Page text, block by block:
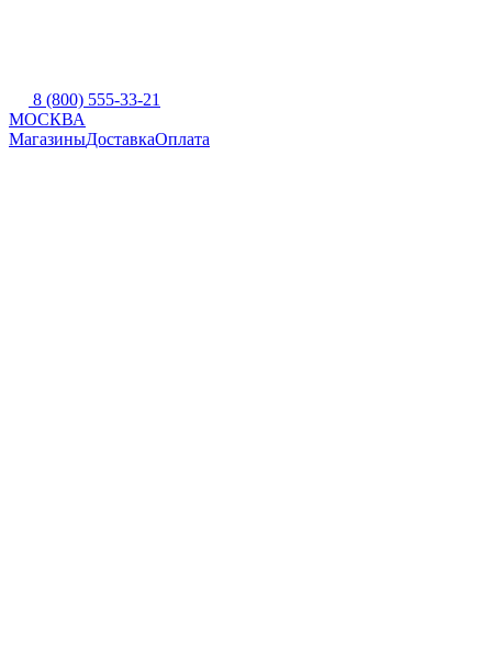
8 (800) 555-33-21
МОСКВА
МагазиныДоставкаОплата